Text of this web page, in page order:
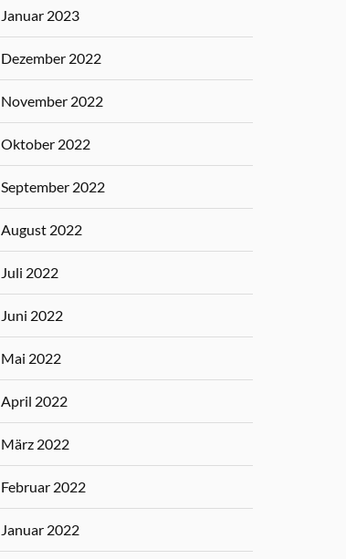
Januar 2023
Dezember 2022
November 2022
Oktober 2022
September 2022
August 2022
Juli 2022
Juni 2022
Mai 2022
April 2022
März 2022
Februar 2022
Januar 2022